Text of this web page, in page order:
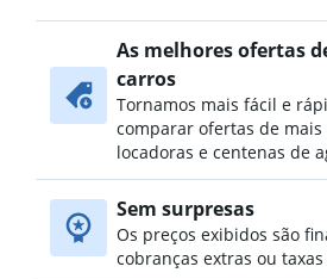
As melhores ofertas
carros
Tornamos mais fácil e
comparar ofertas de mais
locadoras e centenas de
Sem surpresas
Os preços exibidos são
cobranças extras ou